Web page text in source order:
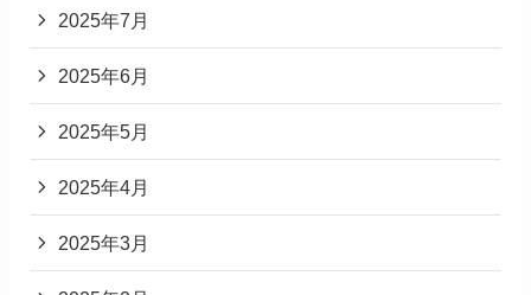
2025年7月
2025年6月
2025年5月
2025年4月
2025年3月